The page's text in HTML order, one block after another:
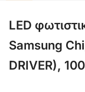
LED
Samsung
DRIVER),